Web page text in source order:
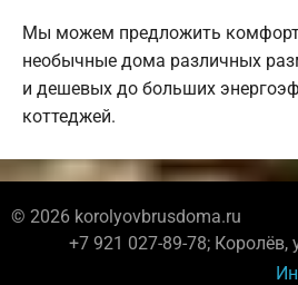
Мы можем предложить
необычные дома различных
и дешевых до больших
коттеджей.
© 2026 korolyovbrusdoma.ru
+7 921 027-89-78; Королёв,